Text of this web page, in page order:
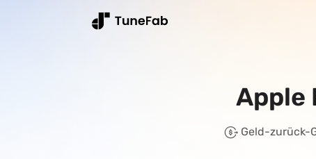
Apple
Geld-zurück-